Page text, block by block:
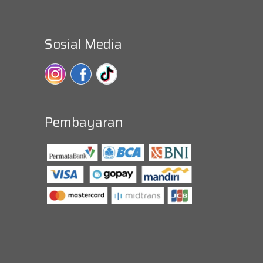
Sosial Media
Pembayaran